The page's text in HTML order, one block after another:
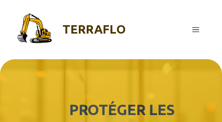
contenu
TERRAFLO MENU
PROTÉGER LES